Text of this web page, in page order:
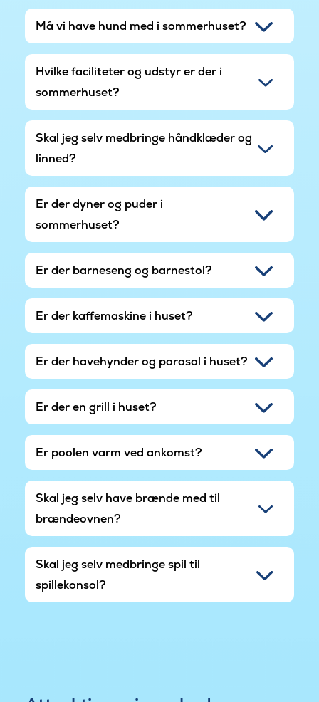
Må vi have hund med i sommerhuset?
Hvilke faciliteter og udstyr er der i
sommerhuset?
Skal jeg selv medbringe håndklæder og
linned?
Er der dyner og puder i
sommerhuset?
Er der barneseng og barnestol?
Er der kaffemaskine i huset?
Er der havehynder og parasol i huset?
Er der en grill i huset?
Er poolen varm ved ankomst?
Skal jeg selv have brænde med til
brændeovnen?
Skal jeg selv medbringe spil til
spillekonsol?